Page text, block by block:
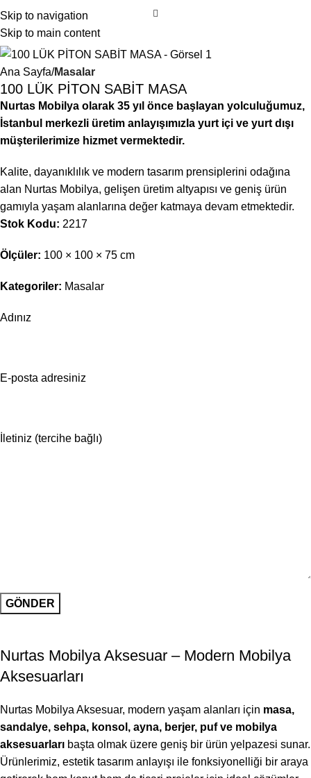
Skip to navigation
Skip to main content
Ana Sayfa Masalar
100 LÜK PİTON SABİT MASA
Nurtas Mobilya olarak 35 yıl önce başlayan yolculuğumuz,
İstanbul merkezli üretim anlayışımızla yurt içi ve yurt dışı
müşterilerimize hizmet vermektedir.
Kalite, dayanıklılık ve modern tasarım prensiplerini odağına
alan Nurtas Mobilya, gelişen üretim altyapısı ve geniş ürün
gamıyla yaşam alanlarına değer katmaya devam etmektedir.
Stok Kodu: 2217
Ölçüler: 100 × 100 × 75 cm
Kategoriler: Masalar
Adınız
E-posta adresiniz
İletiniz (tercihe bağlı)
Nurtas Mobilya Aksesuar – Modern Mobilya
Aksesuarları
Nurtas Mobilya Aksesuar, modern yaşam alanları için masa,
sandalye, sehpa, konsol, ayna, berjer, puf ve mobilya
aksesuarları başta olmak üzere geniş bir ürün yelpazesi sunar.
Ürünlerimiz, estetik tasarım anlayışı ile fonksiyonelliği bir araya